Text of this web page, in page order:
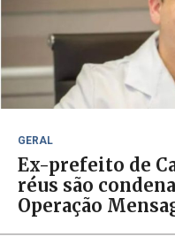
GERAL
Ex-prefeito de
réus são
Operação